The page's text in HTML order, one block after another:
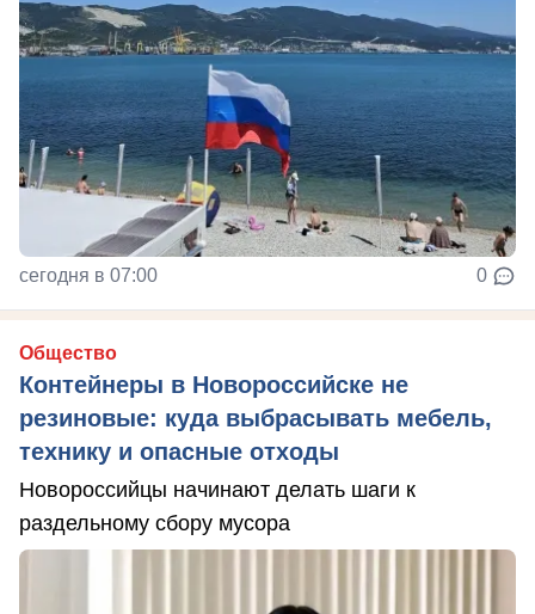
сегодня в 07:00 0
Общество
Контейнеры в Новороссийске не
резиновые: куда выбрасывать мебель,
технику и опасные отходы
Новороссийцы начинают делать шаги к
раздельному сбору мусора